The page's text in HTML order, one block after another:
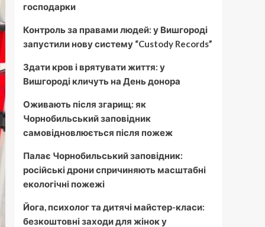
господарки
Контроль за правами людей: у Вишгороді
запустили нову систему “Custody Records”
Здати кров і врятувати життя: у
Вишгороді кличуть на День донора
Оживають після згарищ: як
Чорнобильський заповідник
самовідновлюється після пожеж
Палає Чорнобильський заповідник:
російські дрони спричиняють масштабні
екологічні пожежі
Йога, психолог та дитячі майстер-класи:
безкоштовні заходи для жінок у